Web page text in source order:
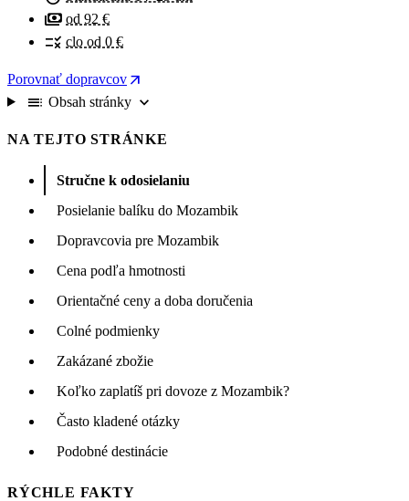
payments od 92 €
rule clo od 0 €
Porovnať dopravcov arrow_outward
toc Obsah stránky expand_more
NA TEJTO STRÁNKE
Stručne k odosielaniu
Posielanie balíku do Mozambik
Dopravcovia pre Mozambik
Cena podľa hmotnosti
Orientačné ceny a doba doručenia
Colné podmienky
Zakázané zbožie
Koľko zaplatíš pri dovoze z Mozambik?
Často kladené otázky
Podobné destinácie
RÝCHLE FAKTY